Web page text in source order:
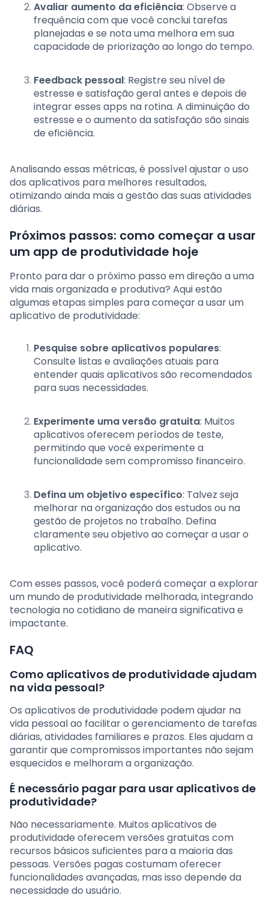
Avaliar aumento da eficiência: Observe a
frequência com que você conclui tarefas
planejadas e se nota uma melhora em sua
capacidade de priorização ao longo do tempo.
Feedback pessoal: Registre seu nível de
estresse e satisfação geral antes e depois de
integrar esses apps na rotina. A diminuição do
estresse e o aumento da satisfação são sinais
de eficiência.
Analisando essas métricas, é possível ajustar o uso
dos aplicativos para melhores resultados,
otimizando ainda mais a gestão das suas atividades
diárias.
Próximos passos: como começar a usar
um app de produtividade hoje
Pronto para dar o próximo passo em direção a uma
vida mais organizada e produtiva? Aqui estão
algumas etapas simples para começar a usar um
aplicativo de produtividade:
Pesquise sobre aplicativos populares:
Consulte listas e avaliações atuais para
entender quais aplicativos são recomendados
para suas necessidades.
Experimente uma versão gratuita: Muitos
aplicativos oferecem períodos de teste,
permitindo que você experimente a
funcionalidade sem compromisso financeiro.
Defina um objetivo específico: Talvez seja
melhorar na organização dos estudos ou na
gestão de projetos no trabalho. Defina
claramente seu objetivo ao começar a usar o
aplicativo.
Com esses passos, você poderá começar a explorar
um mundo de produtividade melhorada, integrando
tecnologia no cotidiano de maneira significativa e
impactante.
FAQ
Como aplicativos de produtividade ajudam
na vida pessoal?
Os aplicativos de produtividade podem ajudar na
vida pessoal ao facilitar o gerenciamento de tarefas
diárias, atividades familiares e prazos. Eles ajudam a
garantir que compromissos importantes não sejam
esquecidos e melhoram a organização.
É necessário pagar para usar aplicativos de
produtividade?
Não necessariamente. Muitos aplicativos de
produtividade oferecem versões gratuitas com
recursos básicos suficientes para a maioria das
pessoas. Versões pagas costumam oferecer
funcionalidades avançadas, mas isso depende da
necessidade do usuário.